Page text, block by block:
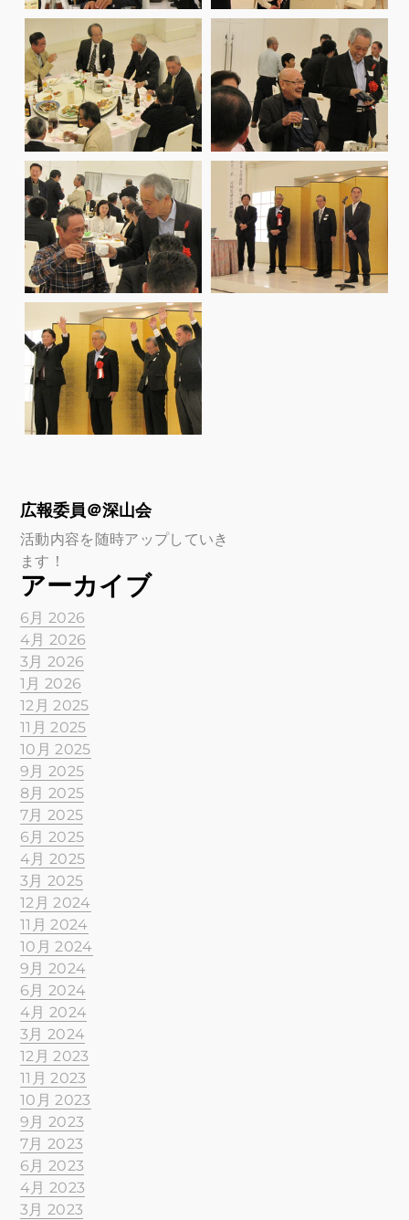
広報委員＠深山会
活動内容を随時アップしていき
ます！
アーカイブ
6月 2026
4月 2026
3月 2026
1月 2026
12月 2025
11月 2025
10月 2025
9月 2025
8月 2025
7月 2025
6月 2025
4月 2025
3月 2025
12月 2024
11月 2024
10月 2024
9月 2024
6月 2024
4月 2024
3月 2024
12月 2023
11月 2023
10月 2023
9月 2023
7月 2023
6月 2023
4月 2023
3月 2023